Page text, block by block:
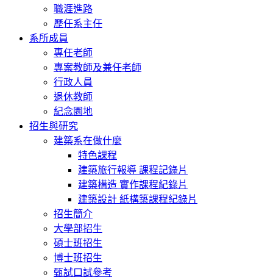
職涯進路
歷任系主任
系所成員
專任老師
專案教師及兼任老師
行政人員
退休教師
紀念園地
招生與研究
建築系在做什麼
特色課程
建築旅行報導 課程記錄片
建築構造 實作課程紀錄片
建築設計 紙構築課程紀錄片
招生簡介
大學部招生
碩士班招生
博士班招生
甄試口試參考